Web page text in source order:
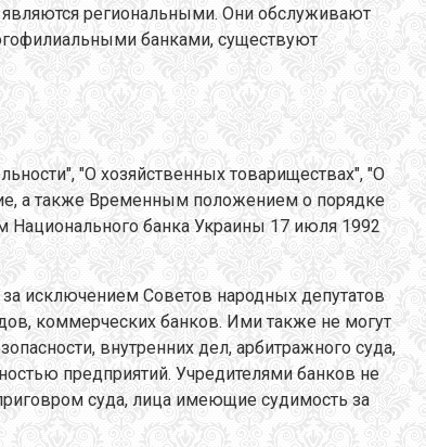
региональными. Они обслуживают
банками, существуют
"О хозяйственных товариществах", "О
а также Временным положением о порядке
Национального банка Украины 17 июля 1992
исключением Советов народных депутатов
коммерческих банков. Ими также не могут
внутренних дел, арбитражного суда,
предприятий. Учредителями банков не
суда, лица имеющие судимость за